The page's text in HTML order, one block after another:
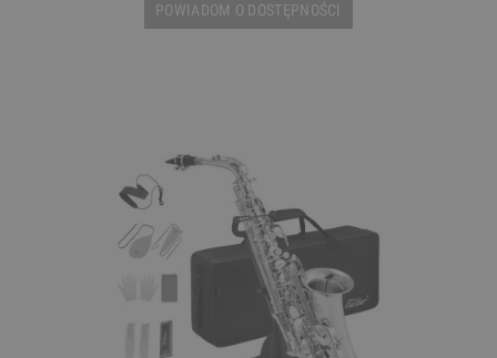
POWIADOM O DOSTĘPNOŚCI